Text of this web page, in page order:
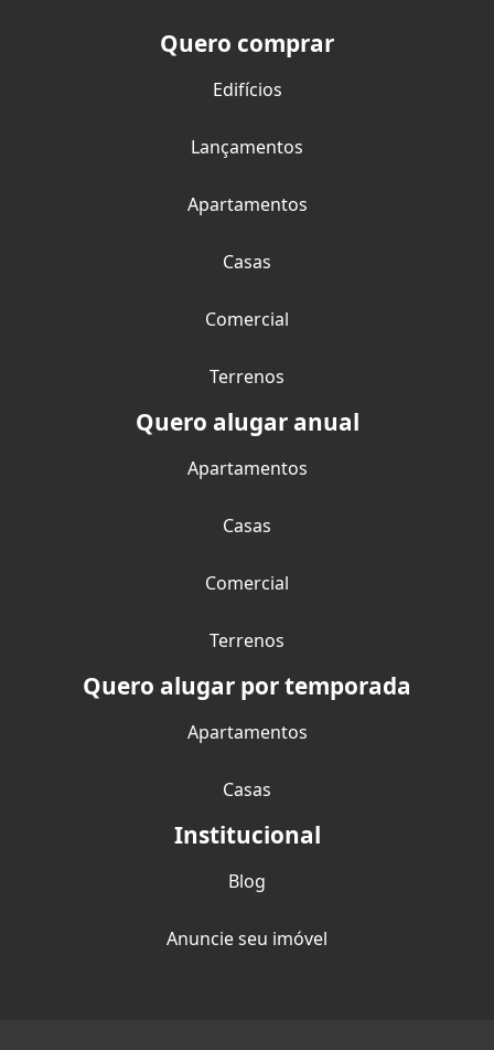
Quero comprar
Edifícios
Lançamentos
Apartamentos
Casas
Comercial
Terrenos
Quero alugar anual
Apartamentos
Casas
Comercial
Terrenos
Quero alugar por temporada
Apartamentos
Casas
Institucional
Blog
Anuncie seu imóvel